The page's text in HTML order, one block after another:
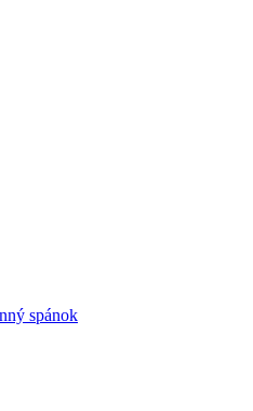
spánok